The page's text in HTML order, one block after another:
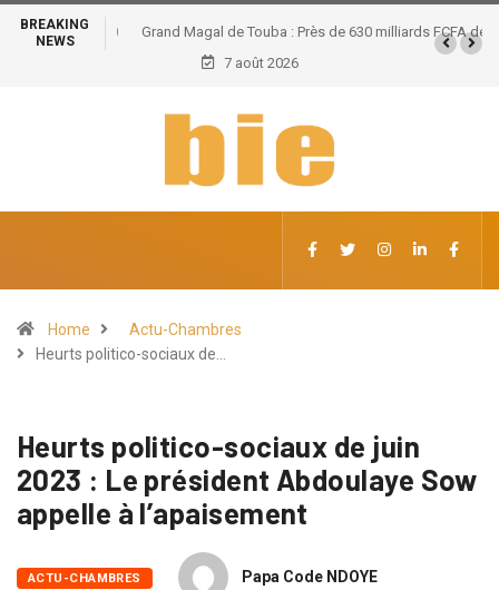
BREAKING
NEWS
Grand Magal de Touba : Près de 630 milliards FCFA de
retombées économiques et un potentiel de 100.000
7 août 2026
Home
Actu-Chambres
Heurts politico-sociaux de…
Heurts politico-sociaux de juin
2023 : Le président Abdoulaye Sow
appelle à l’apaisement
ACTU-CHAMBRES Papa Code NDOYE